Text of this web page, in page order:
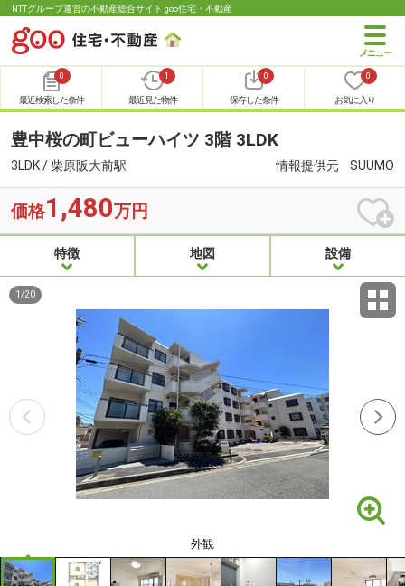
NTTグループ運営の不動産総合サイト goo住宅・不動産
0
最近検索した条件
1
最近見た物件
0
保存した条件
0
お気に入り
豊中桜の町ビューハイツ 3階 3LDK
3LDK / 柴原阪大前駅 情報提供元 SUUMO
価格1,480万円
特徴 地図 設備
外観
1 /20